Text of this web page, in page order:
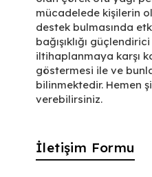
mücadelede kişilerin
destek bulmasında
bağışıklığı
iltihaplanmaya karşı
göstermesi ile ve
bilinmektedir. Hemen
verebilirsiniz.
İletişim Formu